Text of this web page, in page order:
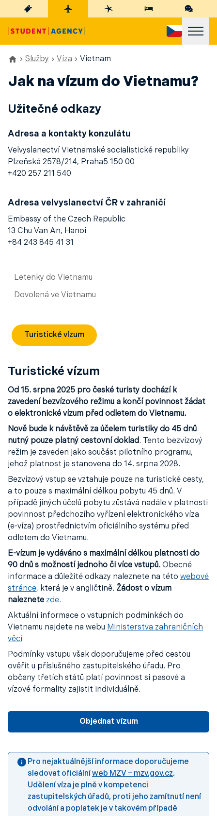
Služby Víza Vietnam
Jak na vízum do Vietnamu?
Užitečné odkazy
Adresa a kontakty konzulátu
Velvyslanectví Vietnamské socialistické republiky
Plzeňská 2578/214, Praha5 150 00
+420 257 211 540
Adresa velvyslanectví ČR v zahraničí
Embassy of the Czech Republic
13 Chu Van An, Hanoi
+84 243 845 41 31
Letenky do Vietnamu
Dovolená ve Vietnamu
Turistické vízum
Turistické vízum
Od 15. srpna 2025 pro české turisty dochází k
zavedení bezvízového režimu a končí povinnost žádat
o elektronické vízum před odletem do Vietnamu.
Nově bude k návštěvě za účelem turistiky do 45 dnů
nutný pouze platný cestovní doklad. Tento bezvízový
režim je zaveden jako součást pilotního programu,
jehož platnost je stanovena do 14. srpna 2028.
Bezvízový vstup se vztahuje pouze na turistické cesty,
a to pouze s maximální délkou pobytu 45 dnů. V
případě jiných účelů pobytu zůstává nadále v platnosti
povinnost předchozího vyřízení elektronického víza
(e-víza) prostřednictvím oficiálního systému před
odletem do Vietnamu.
E-vízum je vydáváno s maximální délkou platnosti do
90 dnů s možností jednoho či více vstupů. Obecné
informace a důležité odkazy naleznete na této webové
stránce, která je v angličtině. Žádost o vízum
naleznete zde.
Aktuální informace o vstupních podmínkách do
Vietnamu najdete na webu Ministerstva zahraničních
věcí
Podmínky vstupu však doporučujeme před cestou
ověřit u příslušného zastupitelského úřadu. Pro
občany třetích států platí povinnost si pasové a
vízové formality zajistit individuálně.
Objednat vízum
Pro nejaktuálnější informace doporučujeme
sledovat oficiální web MZV – mzv.gov.cz.
Udělení víza je plně v kompetenci
zastupitelských úřadů, proti jeho zamítnutí není
odvolání a poplatek je v takovém případě